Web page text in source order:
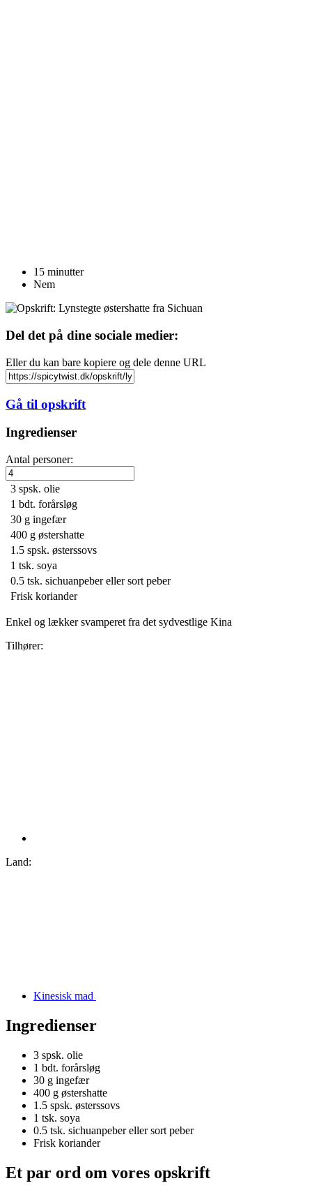
15 minutter
Nem
Del det på dine sociale medier:
Eller du kan bare kopiere og dele denne URL
Gå til opskrift
Ingredienser
Antal personer:
3 spsk. olie
1 bdt. forårsløg
30 g ingefær
400 g østershatte
1.5 spsk. østerssovs
1 tsk. soya
0.5 tsk. sichuanpeber eller sort peber
Frisk koriander
Enkel og lækker svamperet fra det sydvestlige Kina
Tilhører:
Land:
Kinesisk mad
Ingredienser
3 spsk. olie
1 bdt. forårsløg
30 g ingefær
400 g østershatte
1.5 spsk. østerssovs
1 tsk. soya
0.5 tsk. sichuanpeber eller sort peber
Frisk koriander
Et par ord om vores opskrift